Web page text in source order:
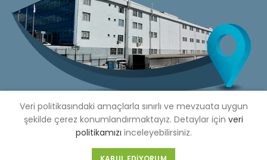
Listesi
Veri politikasındaki amaçlarla sınırlı ve mevzuata uygun
şekilde çerez konumlandırmaktayız. Detaylar için veri
politikamızı inceleyebilirsiniz.